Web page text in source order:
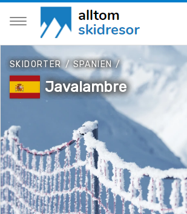
SKIDORTER / SPANIEN/
Javalambre